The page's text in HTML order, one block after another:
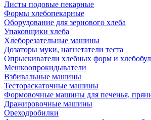
Листы подовые пекарные
Формы хлебопекарные
Оборудование для зернового хлеба
Упаковщики хлеба
Хлеборезательные машины
Дозаторы муки, нагнетатели теста
Опрыскиватели хлебных форм и
Мешкоопрокидыватели
Взбивальные машины
Тестораскаточные машины
Формовочные машины для печенья,
Дражировочные машины
Ореходробилки